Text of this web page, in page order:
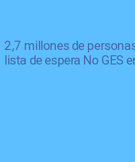
2,7 millones de
lista de espera No GES